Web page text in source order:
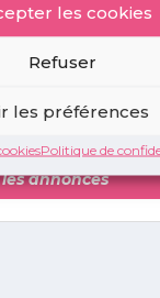
les cookies
Refuser
les préférences
Politique de
annonces